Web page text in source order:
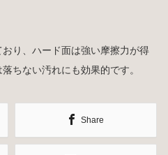
り、ハード面は強い摩擦力が得
ちない汚れにも効果的です。
Share